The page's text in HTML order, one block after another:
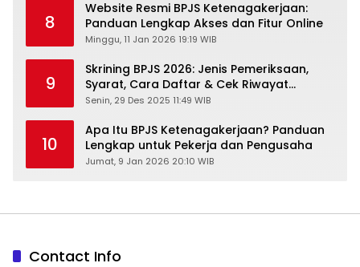
8
Website Resmi BPJS Ketenagakerjaan:
Panduan Lengkap Akses dan Fitur Online
Minggu, 11 Jan 2026 19:19 WIB
9
Skrining BPJS 2026: Jenis Pemeriksaan,
Syarat, Cara Daftar & Cek Riwayat
Kesehatan Gratis
Senin, 29 Des 2025 11:49 WIB
10
Apa Itu BPJS Ketenagakerjaan? Panduan
Lengkap untuk Pekerja dan Pengusaha
Jumat, 9 Jan 2026 20:10 WIB
Contact Info